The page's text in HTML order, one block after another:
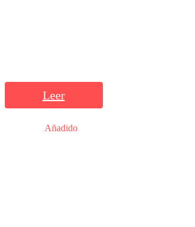
Leer
Añadido